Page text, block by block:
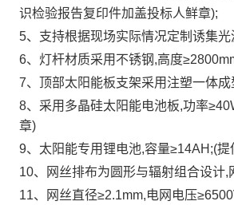
识检验报告复印件加盖投标人鲜章);
5、支持根据现场实际情况定制诱集光
6、灯杆材质采用不锈钢,高度
7、顶部太阳能板支架采用注塑一体
8、采用多晶硅太阳能电池板,功率
章)
9、太阳能专用锂电池,容量≥14AH;(
10、网丝排布为圆形与辐射组合设计
11、网丝直径≥2.1mm,电网电压